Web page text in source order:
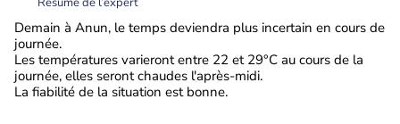
Demain à Anun, le temps deviendra plus incertain en cours de
journée.
Les températures varieront entre 22 et 29°C au cours de la
journée, elles seront chaudes l'après-midi.
La fiabilité de la situation est bonne.